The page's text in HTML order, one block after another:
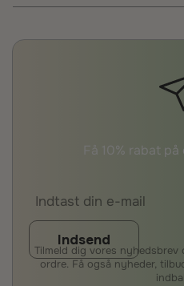
Få 10% rabat
Indsend
Tilmeld dig vores
ordre. Få også nyheder,